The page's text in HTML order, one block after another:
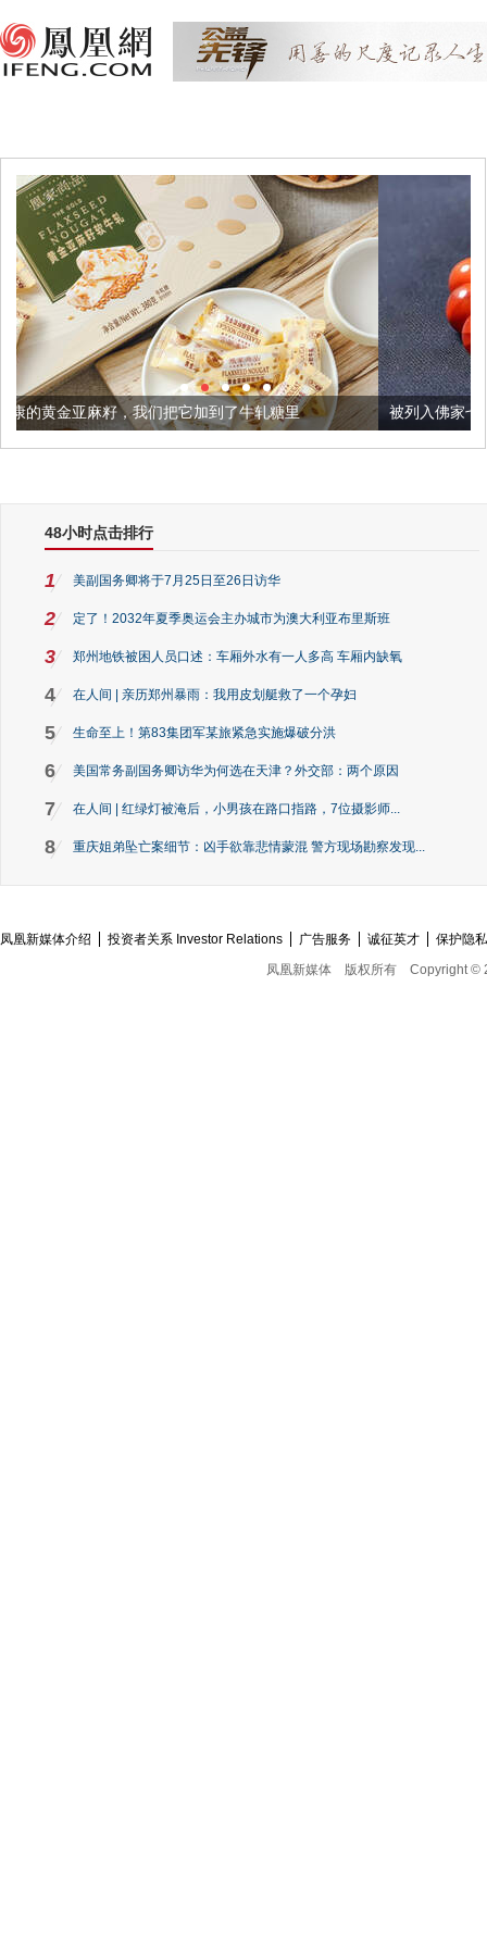
把它加到了牛轧糖里 被列入佛家七宝的它到底有多美？
48小时点击排行
1 美副国务卿将于7月25日至26日访华
2 定了！2032年夏季奥运会主办城市为澳大利亚布里斯班
3 郑州地铁被困人员口述：车厢外水有一人多高 车厢内缺氧
4 在人间 | 亲历郑州暴雨：我用皮划艇救了一个孕妇
5 生命至上！第83集团军某旅紧急实施爆破分洪
6 美国常务副国务卿访华为何选在天津？外交部：两个原因
7 在人间 | 红绿灯被淹后，小男孩在路口指路，7位摄影师...
8 重庆姐弟坠亡案细节：凶手欲靠悲情蒙混 警方现场勘察发现...
凤凰新媒体介绍 投资者关系 Investor Relations 广告服务 诚征英才
保护隐
凤凰新媒体
版权所有 Copyright ©